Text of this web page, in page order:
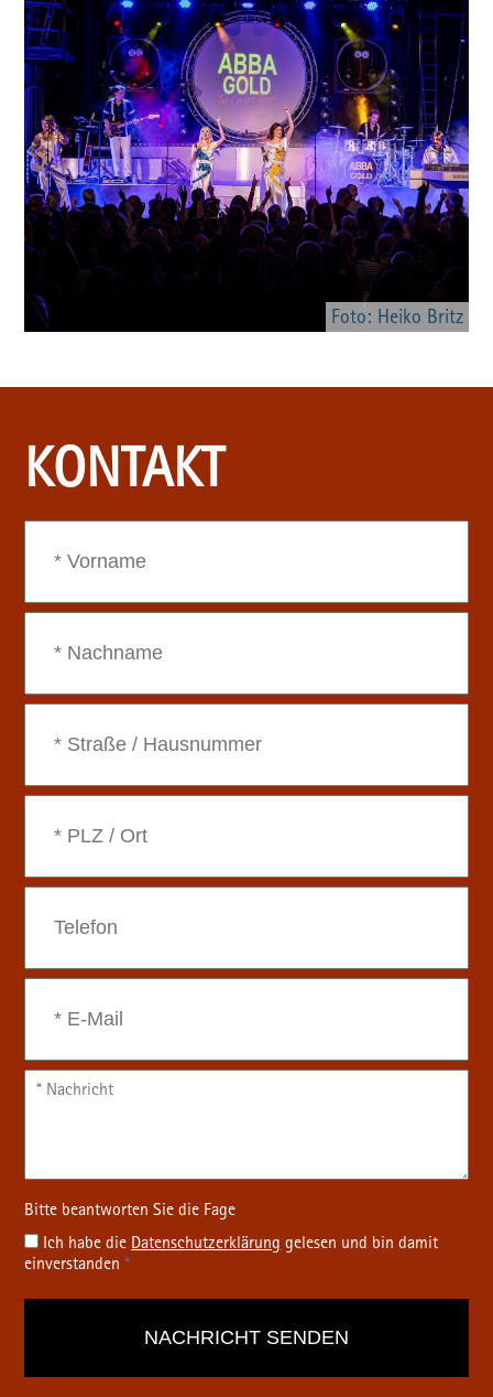
Foto: Heiko Britz
KONTAKT
Ich habe die Datenschutz­erklärung gelesen und bin damit
einverstanden*